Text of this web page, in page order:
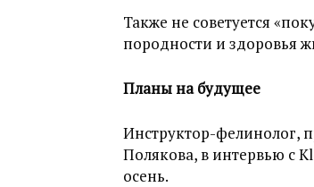
Также не советуется
породности и здоровья
Планы на будущее
Инструктор-фелинолог,
Полякова, в интервью с
осень.